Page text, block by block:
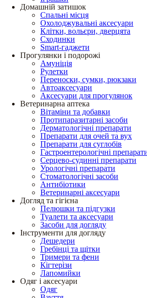
Домашній затишок
Спальні місця
Охолоджувальні аксесуари
Клітки, вольєри, дверцята
Сходинки
Smart-гаджети
Прогулянки і подорожі
Амуніція
Рулетки
Переноски, сумки, рюкзаки
Автоаксесуари
Аксесуари для прогулянок
Ветеринарна аптека
Вітаміни та добавки
Протипаразитарні засоби
Дерматологічні препарати
Препарати для очей та вух
Препарати для суглобів
Гастроентерологічні
Серцево-судинні препарати
Урологічні препарати
Стоматологічні засоби
Антибіотики
Ветеринарні аксесуари
Догляд та гігієна
Пелюшки та підгузки
Туалети та аксесуари
Засоби для догляду
Інструменти для догляду
Дешедери
Гребінці та щітки
Тримери та фени
Кігтерізи
Лапомийки
Одяг і аксесуари
Одяг